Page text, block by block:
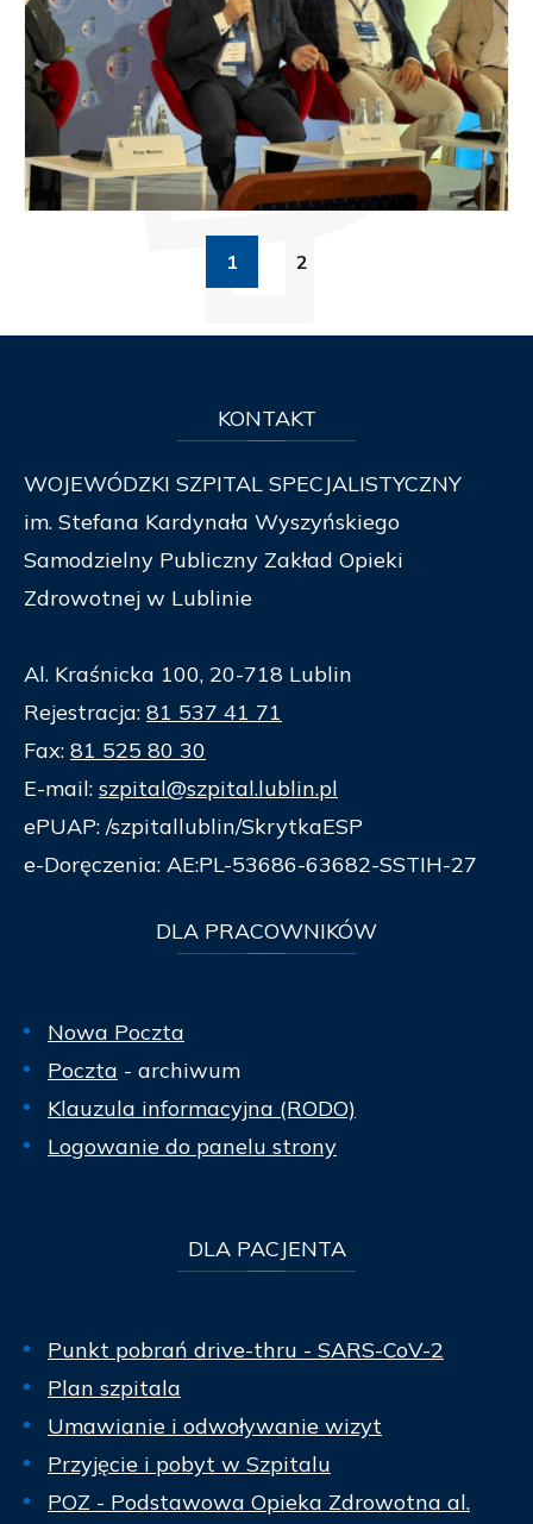
1 2
KONTAKT
WOJEWÓDZKI SZPITAL SPECJALISTYCZNY
im. Stefana Kardynała Wyszyńskiego
Samodzielny Publiczny Zakład Opieki
Zdrowotnej w Lublinie
Al. Kraśnicka 100, 20-718 Lublin
Rejestracja: 81 537 41 71
Fax: 81 525 80 30
E-mail: szpital@szpital.lublin.pl
ePUAP: /szpitallublin/SkrytkaESP
e-Doręczenia: AE:PL-53686-63682-SSTIH-27
DLA PRACOWNIKÓW
Nowa Poczta
Poczta - archiwum
Klauzula informacyjna (RODO)
Logowanie do panelu strony
DLAPACJENTA
Punkt pobrań drive-thru - SARS-CoV-2
Plan szpitala
Umawianie i odwoływanie wizyt
Przyjęcie i pobyt w Szpitalu
POZ - Podstawowa Opieka Zdrowotna al.